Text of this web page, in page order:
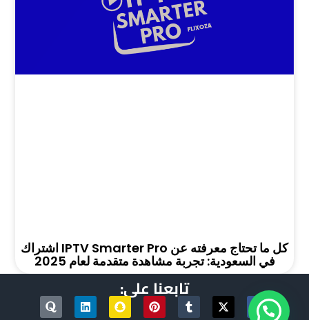
كل ما تحتاج معرفته عن IPTV Smarter Pro اشتراك
في السعودية: تجربة مشاهدة متقدمة لعام 2025
تابعنا على:
X
-
T
P
i
S
n
L
i
Q
u